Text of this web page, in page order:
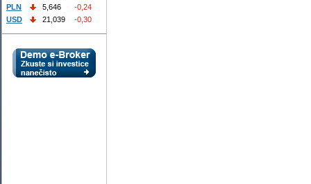
PLN
5,646
-0,24
USD
21,039 -0,30